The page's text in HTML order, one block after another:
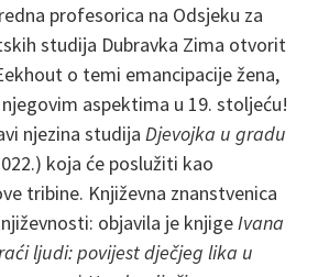
profesorica na Odsjeku za
studija Dubravka Zima otvorit
o temi emancipacije žena,
aspektima u 19. stoljeću!
njezina studija Djevojka u gradu
koja će poslužiti kao
tribine. Književna znanstvenica
objavila je knjigeIvana
ljudi: povijest dječjeg lika u